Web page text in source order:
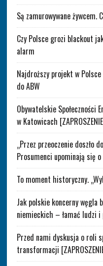
Są zamurowywane żywcem.
Czy Polsce grozi blackout
alarm
Najdroższy projekt w
do ABW
Obywatelskie Społeczności
w Katowicach
„Przez przeoczenie doszło
Prosumenci upominają się
To moment historyczny.
Jak polskie koncerny węgla
niemieckich – łamać ludzi
Przed nami dyskusja o roli
transformacji